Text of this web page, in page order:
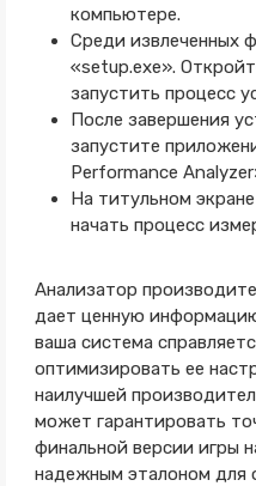
компьютере.
Среди извлеченных
«setup.exe».
запустить процесс
После завершения
запустите
Performance
На титульном
начать процесс
Анализатор
дает ценную
ваша система
оптимизировать ее
наилучшей
может гарантировать
финальной версии игры
надежным эталоном для